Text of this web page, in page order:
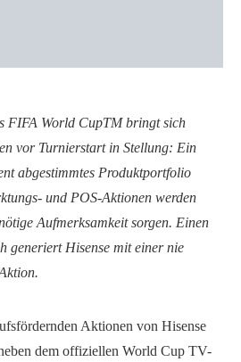
FIFA World CupTM bringt sich
vor Turnierstart in Stellung: Ein
abgestimmtes Produktportfolio
und POS-Aktionen werden
Aufmerksamkeit sorgen. Einen
generiert Hisense mit einer nie
Aktionen von Hisense
dem offiziellen World Cup TV-